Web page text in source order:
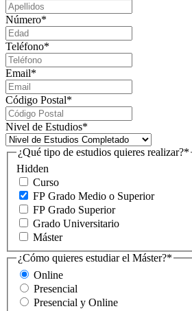
Número*
Teléfono*
Email*
Código Postal*
Nivel de Estudios*
Hidden
¿Qué tipo de estudios quieres realizar?*
Curso
FP Grado Medio o Superior
FP Grado Superior
Grado Universitario
Máster
¿Cómo quieres estudiar el Máster?*
Online
Presencial
Presencial y Online